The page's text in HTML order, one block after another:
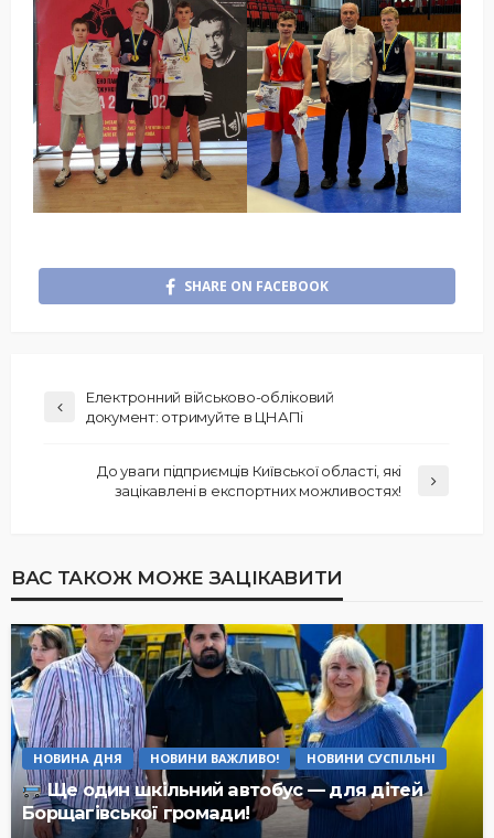
SHARE ON FACEBOOK
Електронний військово-обліковий
документ: отримуйте в ЦНАПі
До уваги підприємців Київської області, які
зацікавлені в експортних можливостях!
ВАС ТАКОЖ МОЖЕ ЗАЦІКАВИТИ
НОВИНА ДНЯ НОВИНИ ВАЖЛИВО! НОВИНИ СУСПІЛЬНІ
Ще один шкільний автобус — для дітей
Борщагівської громади!